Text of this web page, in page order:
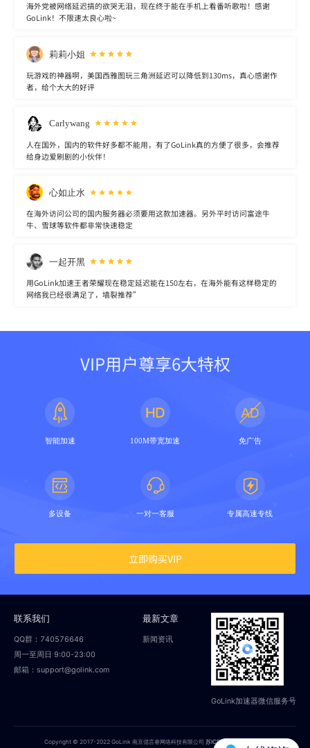
海外党被网络延迟搞的欲哭无泪，现在终于能在手机上看番听歌啦！感谢
GoLink！不限速太良心啦~
莉莉小姐
玩游戏的神器啊，美国西雅图玩三角洲延迟可以降低到130ms，真心感谢作
者，给个大大的好评
Carlywang
人在国外，国内的软件好多都不能用，有了GoLink真的方便了很多，会推荐
给身边爱刷剧的小伙伴！
心如止水
在海外访问公司的国内服务器必须要用这款加速器。另外平时访问富途牛
牛、雪球等软件都非常快速稳定
一起开黑
用GoLink加速王者荣耀现在稳定延迟能在150左右，在海外能有这样稳定的
网络我已经很满足了，墙裂推荐”
VIP用户尊享6大特权
智能加速 100M带宽加速 免广告
多设备 一对一客服 专属高速专线
立即购买VIP
联系我们
QQ群：740576646
周一至周日 9:00-23:00
邮箱：support@golink.com
最新文章
新闻资讯
GoLink加速器微信服务号
Copyright © 2017-2022 GoLink 南京偲言睿网络科技有限公司苏ICP备18014251号-2